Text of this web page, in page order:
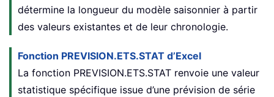
détermine la longueur du modèle saisonnier à partir
des valeurs existantes et de leur chronologie.
Fonction PREVISION.ETS.STAT d’Excel
La fonction PREVISION.ETS.STAT renvoie une valeur
statistique spécifique issue d’une prévision de série